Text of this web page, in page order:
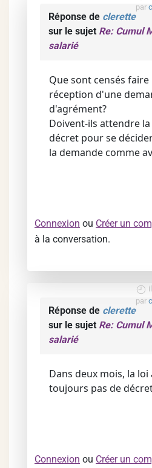
par
Réponse de clerette
sur le sujet Re: Cumul
salarié
Que sont censés faire
réception d'une
d'agrément?
Doivent-ils attendre
décret pour se
la demande comme
Connexion ou Créer un
à la conversation.
par
Réponse de clerette
sur le sujet Re: Cumul
salarié
Dans deux mois, la
toujours pas de
Connexion ou Créer un